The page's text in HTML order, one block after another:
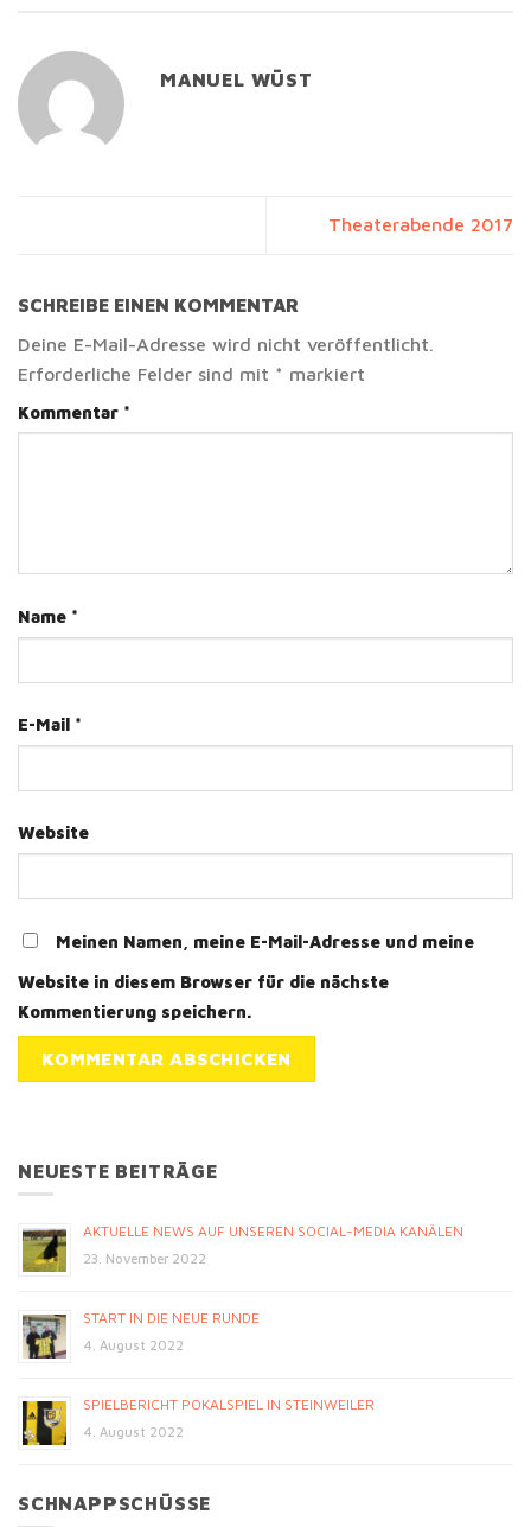
MANUEL WÜST
Theaterabende 2017
SCHREIBE EINEN KOMMENTAR
Deine E-Mail-Adresse wird nicht veröffentlicht.
Erforderliche Felder sind mit * markiert
Kommentar *
Name *
E-Mail *
Website
Meinen Namen, meine E-Mail-Adresse und meine
Website in diesem Browser für die nächste
Kommentierung speichern.
NEUESTE BEITRÄGE
AKTUELLE NEWS AUF UNSEREN SOCIAL-MEDIA KANÄLEN
23. November 2022
START IN DIE NEUE RUNDE
4. August 2022
SPIELBERICHT POKALSPIEL IN STEINWEILER
4. August 2022
SCHNAPPSCHÜSSE